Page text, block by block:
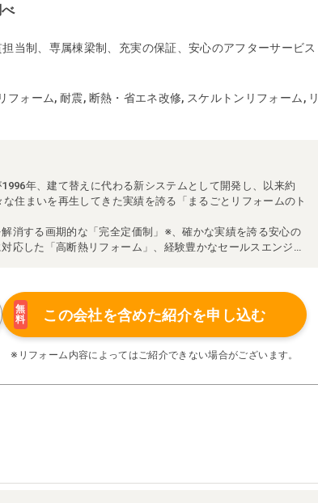
当制、専属棟梁制、充実の保証、安心のアフターサービス
フォーム, 耐震, 断熱・省エネ改修, スケルトンリフォーム, リ
年、建て替えに代わる新システムとして開発し、以来約
住まいを再生してきた実績を誇る「まるごとリフォームのト
消する画期的な「完全定価制」※、確かな実績を誇る安心の
応した「高断熱リフォーム」、経験豊かなセールスエンジニ
より高い施工品質を実現。
の充実の保証、アフターサービス体制で工事後も安心です。
たちにお任せください！
い限り着工後の追加費用はありません。
無
料
この会社を含めた紹介を申し込む
※リフォーム内容によってはご紹介できない場合がございます。